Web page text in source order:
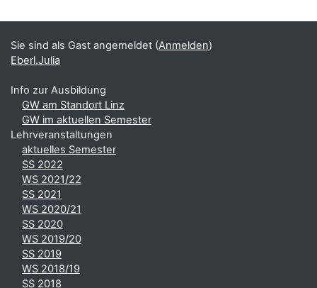
Ergänzungsblöcke
Sie sind als Gast angemeldet (Anmelden)
Eberl.Julia
Info zur Ausbildung
GW am Standort Linz
GW im aktuellen Semester
Lehrveranstaltungen
aktuelles Semester
SS 2022
WS 2021/22
SS 2021
WS 2020/21
SS 2020
WS 2019/20
SS 2019
WS 2018/19
SS 2018